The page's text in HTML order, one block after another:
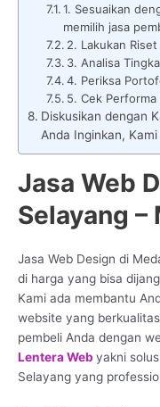
1. Sesuaikan
memilih jasa
2. Lakukan Riset
3. Analisa
4. Periksa
5. Cek Performa
Diskusikan dengan
Anda Inginkan,
Jasa Web
Selayang –
Jasa Web Design di
di harga yang bisa
Kami ada membantu
website yang
pembeli Anda dengan
Lentera Web yakni
Selayang yang